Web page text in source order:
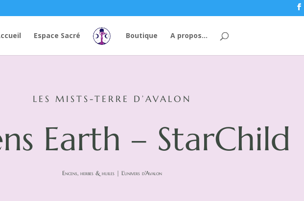
Espace Sacré Boutique A propos…
LES MISTS-TERRE D’AVALON
Earth – StarChild
Encens, herbes & huiles | L'univers d'Avalon